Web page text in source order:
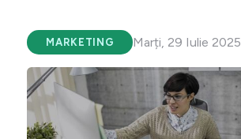
MARKETING Marți, 29 Iulie 2025